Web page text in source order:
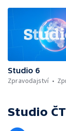
Studio 6
Zpravodajství
Studio